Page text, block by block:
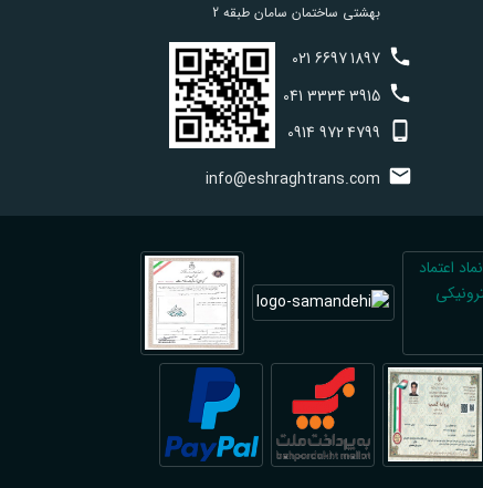
بهشتی ساختمان سامان طبقه 2
021 66971897
041 33343915
0914 9724799
info@eshraghtrans.com